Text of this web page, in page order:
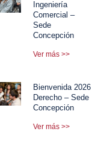
Ingeniería
Comercial –
Sede
Concepción
Ver más >>
Bienvenida 2026
Derecho – Sede
Concepción
Ver más >>